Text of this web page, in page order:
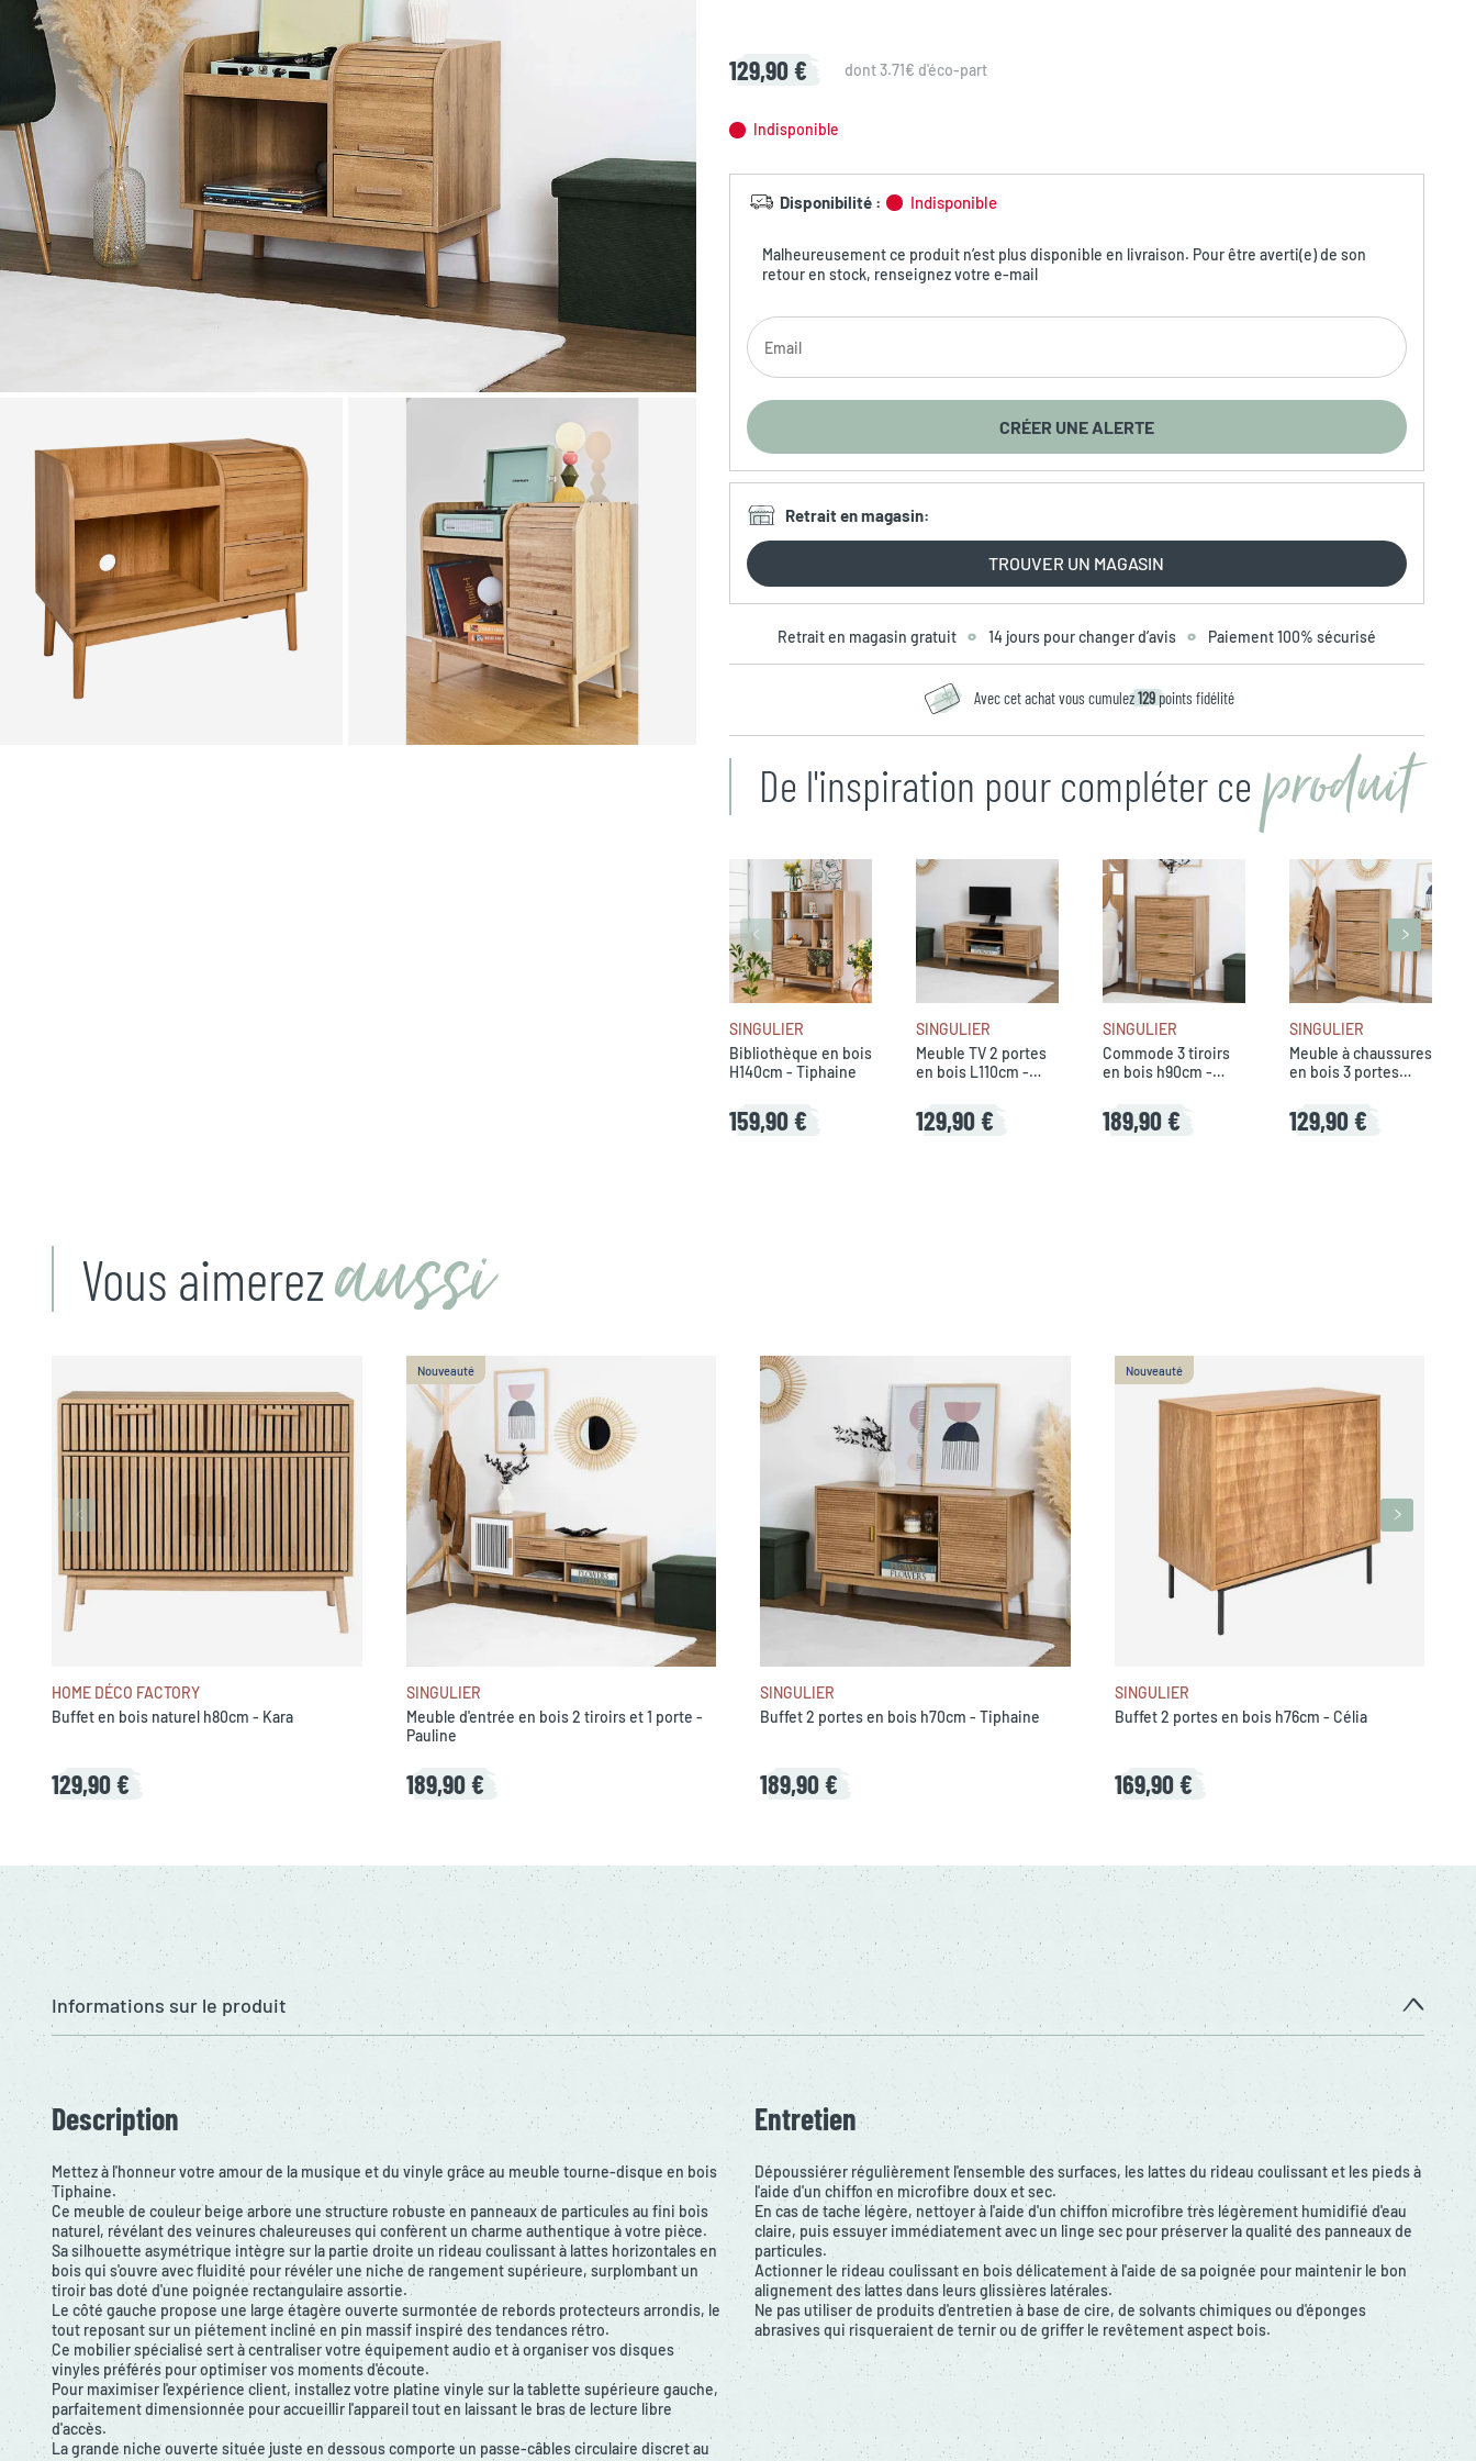
Zoomer sur l'image
Zoomer sur l'image Zoomer sur l'image
129,90 € dont 3.71€ d'éco-part
Indisponible
Disponibilité : Indisponible
Malheureusement ce produit n’est plus disponible en livraison. Pour être averti(e) de son
retour en stock, renseignez votre e-mail
CRÉER UNE ALERTE
Retrait en magasin:
TROUVER UN MAGASIN
Retrait en magasin gratuit 14 jours pour changer d’avis Paiement 100% sécurisé
Avec cet achat vous cumulez129 points fidélité
De l'inspiration pour compléter ce produit
SINGULIER
Bibliothèque en bois
H140cm - Tiphaine
159,90 €
SINGULIER
Meuble TV 2 portes
en bois L110cm -
129,90 €
SINGULIER
Commode 3 tiroirs
en bois h90cm -
189,90 €
SINGULIER
Meuble à chaussures
en bois 3 portes
129,90 €
Vous aimerez aussi
HOME DÉCO FACTORY
Buffet en bois naturel h80cm - Kara
129,90 €
Nouveauté
SINGULIER
Meuble d'entrée en bois 2 tiroirs et 1 porte -
Pauline
189,90 €
SINGULIER
Buffet 2 portes en bois h70cm - Tiphaine
189,90 €
Nouveauté
SINGULIER
Buffet 2 portes en bois h76cm - Célia
169,90 €
Informations sur le produit
Description
Mettez à l'honneur votre amour de la musique et du vinyle grâce au meuble tourne-disque en bois
Tiphaine.
Ce meuble de couleur beige arbore une structure robuste en panneaux de particules au fini bois
naturel, révélant des veinures chaleureuses qui confèrent un charme authentique à votre pièce.
Sa silhouette asymétrique intègre sur la partie droite un rideau coulissant à lattes horizontales en
bois qui s'ouvre avec fluidité pour révéler une niche de rangement supérieure, surplombant un
tiroir bas doté d'une poignée rectangulaire assortie.
Le côté gauche propose une large étagère ouverte surmontée de rebords protecteurs arrondis, le
tout reposant sur un piétement incliné en pin massif inspiré des tendances rétro.
Ce mobilier spécialisé sert à centraliser votre équipement audio et à organiser vos disques
vinyles préférés pour optimiser vos moments d'écoute.
Pour maximiser l'expérience client, installez votre platine vinyle sur la tablette supérieure gauche,
parfaitement dimensionnée pour accueillir l'appareil tout en laissant le bras de lecture libre
d'accès.
La grande niche ouverte située juste en dessous comporte un passe-câbles circulaire discret au
Entretien
Dépoussiérer régulièrement l'ensemble des surfaces, les lattes du rideau coulissant et les pieds à
l'aide d'un chiffon en microfibre doux et sec.
En cas de tache légère, nettoyer à l'aide d'un chiffon microfibre très légèrement humidifié d'eau
claire, puis essuyer immédiatement avec un linge sec pour préserver la qualité des panneaux de
particules.
Actionner le rideau coulissant en bois délicatement à l'aide de sa poignée pour maintenir le bon
alignement des lattes dans leurs glissières latérales.
Ne pas utiliser de produits d'entretien à base de cire, de solvants chimiques ou d'éponges
abrasives qui risqueraient de ternir ou de griffer le revêtement aspect bois.